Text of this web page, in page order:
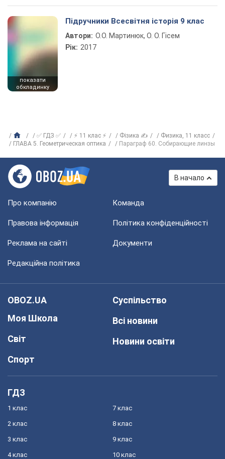
показати
обкладинку
Підручники Всесвітня історія 9 клас
Автори: О.О. Мартинюк, О. О. Гісем
Рік: 2017
✅ ГДЗ ✅ ⚡ 11 клас ⚡ Фізика ✍
Физика, 11 класс
ГЛАВА 5. Геометрическая оптика
Параграф 60. Собирающие линзы
В начало
Про компанію Команда
Правова інформація Політика конфіденційності
Реклама на сайті Документи
Редакційна політика
OBOZ.UA
Моя Школа
Світ
Спорт
Суспільство
Всі новини
Новини освіти
ГДЗ
1 клас
2 клас
3 клас
4 клас
7 клас
8 клас
9 клас
10 клас